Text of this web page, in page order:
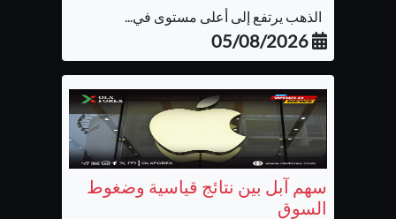
الذهب يرتفع إلى أعلى مستوى في...
05/08/2026
سهم آبل بين نتائج قياسية وضغوط
السوق